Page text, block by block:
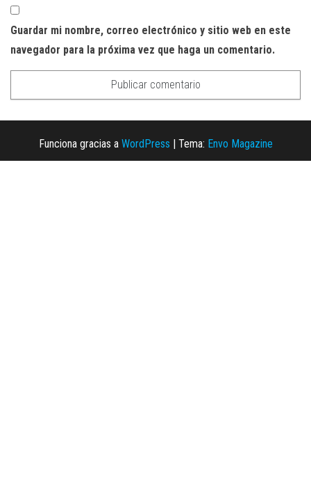
Guardar mi nombre, correo electrónico y sitio web en este
navegador para la próxima vez que haga un comentario.
Funciona gracias a WordPress Tema: Envo Magazine